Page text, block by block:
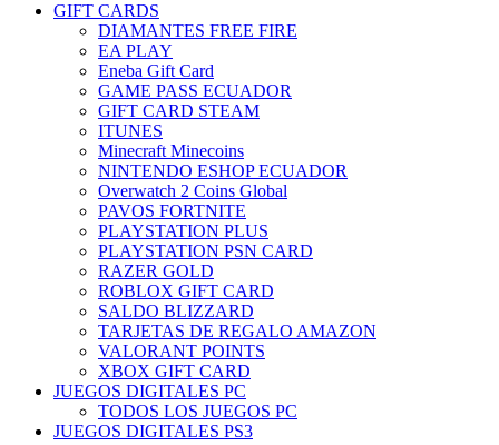
GIFT CARDS
DIAMANTES FREE FIRE
EA PLAY
Eneba Gift Card
GAME PASS ECUADOR
GIFT CARD STEAM
ITUNES
Minecraft Minecoins
NINTENDO ESHOP ECUADOR
Overwatch 2 Coins Global
PAVOS FORTNITE
PLAYSTATION PLUS
PLAYSTATION PSN CARD
RAZER GOLD
ROBLOX GIFT CARD
SALDO BLIZZARD
TARJETAS DE REGALO AMAZON
VALORANT POINTS
XBOX GIFT CARD
JUEGOS DIGITALES PC
TODOS LOS JUEGOS PC
JUEGOS DIGITALES PS3